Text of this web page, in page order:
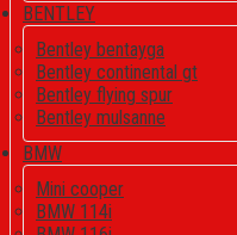
BENTLEY
Bentley bentayga
Bentley continental gt
Bentley flying spur
Bentley mulsanne
BMW
Mini cooper
BMW 114i